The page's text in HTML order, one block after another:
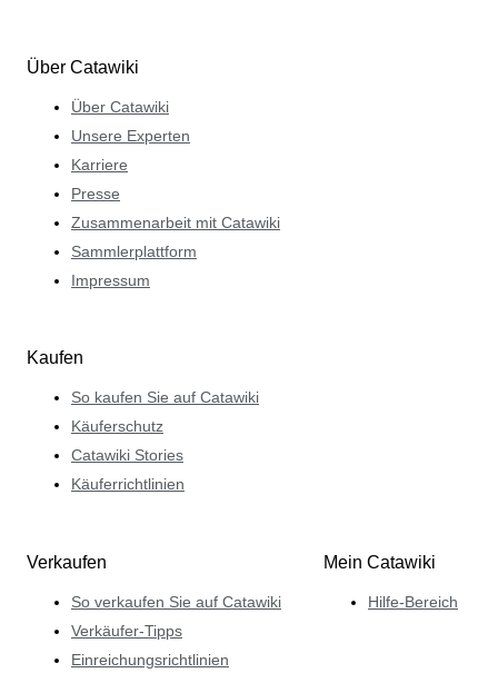
Über Catawiki
Über Catawiki
Unsere Experten
Karriere
Presse
Zusammenarbeit mit Catawiki
Sammlerplattform
Impressum
Kaufen
So kaufen Sie auf Catawiki
Käuferschutz
Catawiki Stories
Käuferrichtlinien
Verkaufen
So verkaufen Sie auf Catawiki
Verkäufer-Tipps
Einreichungsrichtlinien
Mein Catawiki
Hilfe-Bereich